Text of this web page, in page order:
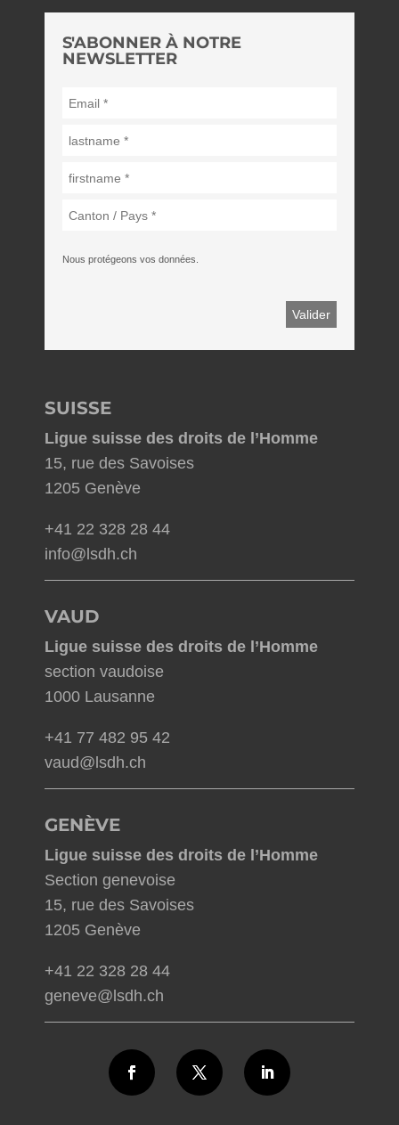
S'ABONNER À NOTRE
NEWSLETTER
Nous protégeons vos données.
SUISSE
Ligue suisse des droits de l’Homme
15, rue des Savoises
1205 Genève
+41 22 328 28 44
info@lsdh.ch
VAUD
Ligue suisse des droits de l’Homme
section vaudoise
1000 Lausanne
+41 77 482 95 42
vaud@lsdh.ch
GENÈVE
Ligue suisse des droits de l’Homme
Section genevoise
15, rue des Savoises
1205 Genève
+41 22 328 28 44
geneve@lsdh.ch